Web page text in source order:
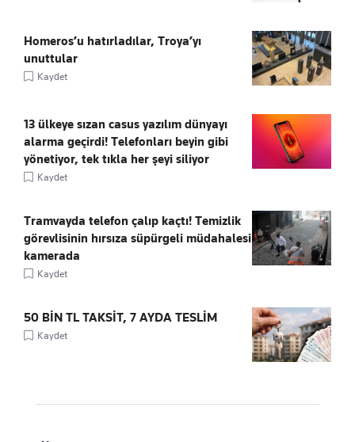
Homeros’u hatırladılar, Troya’yı
unuttular
Kaydet
13 ülkeye sızan casus yazılım dünyayı
alarma geçirdi! Telefonları beyin gibi
yönetiyor, tek tıkla her şeyi siliyor
Kaydet
Tramvayda telefon çalıp kaçtı! Temizlik
görevlisinin hırsıza süpürgeli müdahalesi
kamerada
Kaydet
50 BİN TL TAKSİT, 7 AYDA TESLİM
Kaydet